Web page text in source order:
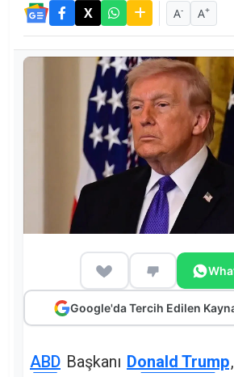
A- A+
Google'da Tercih Edilen
ABD Başkanı Donald Trump